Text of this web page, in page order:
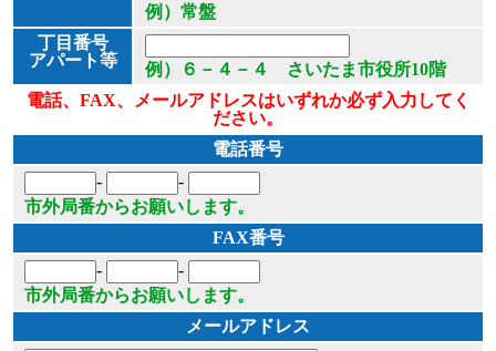
例）常盤
丁目番号
アパート等
例）６－４－４ さいたま市役所10階
電話、FAX、メールアドレスはいずれか必ず入力してく
ださい。
電話番号
-
-
市外局番からお願いします。
FAX番号
-
-
市外局番からお願いします。
メールアドレス